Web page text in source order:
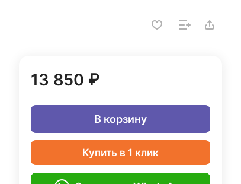
13 850 ₽
В корзину
Купить в 1 клик